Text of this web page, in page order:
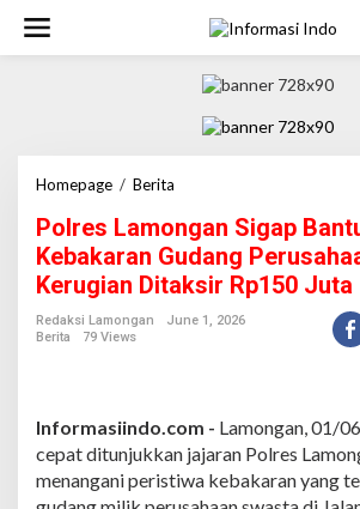
i
Homepage / Berita
l
r
e
s
L
g
n
S
Polres Lamongan Sigap
Kebakaran Gudang
Kerugian Ditaksir Rp150 Juta
Redaksi Lamongan
June 1, 2026
Berita
79 Views
Informasiindo.com - Lamongan, 01/
cepat ditunjukkan jajaran Polres
menangani peristiwa kebakaran yang